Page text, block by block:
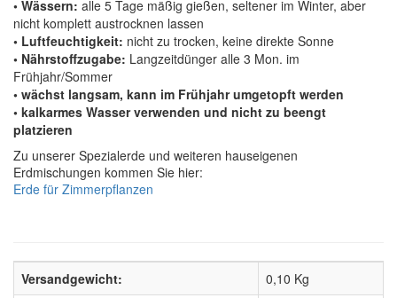
• Wässern: alle 5 Tage mäßig gießen, seltener im Winter, aber
nicht komplett austrocknen lassen
• Luftfeuchtigkeit: nicht zu trocken, keine direkte Sonne
• Nährstoffzugabe: Langzeitdünger alle 3 Mon. im
Frühjahr/Sommer
• wächst langsam, kann im Frühjahr umgetopft werden
• kalkarmes Wasser verwenden und nicht zu beengt
platzieren
Zu unserer Spezialerde und weiteren hauseigenen
Erdmischungen kommen Sie hier:
Erde für Zimmerpflanzen
Versandgewicht:
0,10 Kg